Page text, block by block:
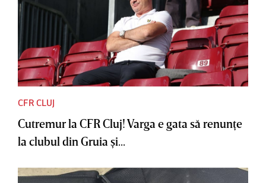
CFR CLUJ
Cutremur la CFR Cluj! Varga e gata să renunţe
la clubul din Gruia şi...